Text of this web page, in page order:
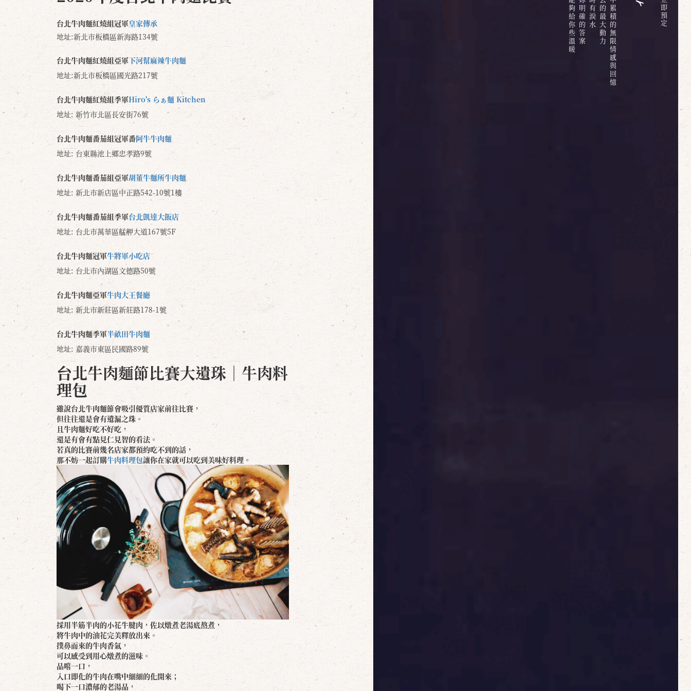
台北牛肉麵紅燒組冠軍皇家傳承
地址:新北市板橋區新海路134號
台北牛肉麵紅燒組亞軍下河幫麻辣牛肉麵
地址:新北市板橋區國光路217號
台北牛肉麵紅燒組季軍Hiro's らぁ麵 Kitchen
地址: 新竹市北區長安街76號
台北牛肉麵番茄組冠軍番阿牛牛肉麵
地址: 台東縣池上鄉忠孝路9號
台北牛肉麵番茄組亞軍胡董牛麵所牛肉麵
地址: 新北市新店區中正路542-10號1樓
台北牛肉麵番茄組季軍台北凱達大飯店
地址: 台北市萬華區艋舺大道167號5F
台北牛肉麵冠軍牛將軍小吃店
地址: 台北市內湖區文德路50號
台北牛肉麵亞軍牛肉大王餐廳
地址: 新北市新莊區新莊路178-1號
台北牛肉麵季軍半畝田牛肉麵
地址: 嘉義市東區民國路89號
台北牛肉麵節比賽大遺珠｜牛肉料
理包
雖說台北牛肉麵節會吸引優質店家前往比賽，
但往往還是會有遺漏之珠。
且牛肉麵好吃不好吃，
還是有會有點見仁見智的看法。
若真的比賽前幾名店家都預約吃不到的話，
那不妨一起訂購牛肉料理包讓你在家就可以吃到美味好料理。
採用半筋半肉的小花牛腱肉，佐以燉煮老湯底熬煮，
將牛肉中的油花完美釋放出來。
撲鼻而來的牛肉香氣，
可以感受到用心燉煮的滋味。
品嚐一口，
入口即化的牛肉在嘴中細細的化開來；
喝下一口濃郁的老湯品，
即
預
定